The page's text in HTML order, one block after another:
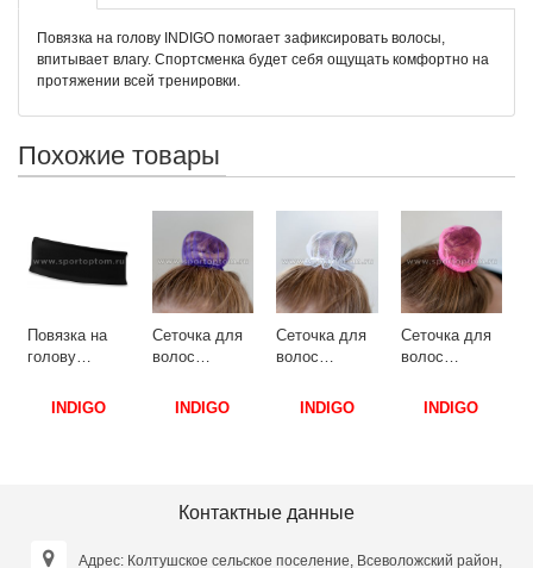
Повязка на голову INDIGO помогает зафиксировать волосы,
впитывает влагу. Спортсменка будет себя ощущать комфортно на
протяжении всей тренировки.
Похожие товары
Повязка на
голову
266 18*5 см
INDIGO
Сеточка для
волос
329 9 см
INDIGO
Сеточка для
волос
329 9 см
INDIGO
Сеточка для
волос
330 11 см
INDIGO
Контактные данные
Адрес: Колтушское сельское поселение, Всеволожский район,